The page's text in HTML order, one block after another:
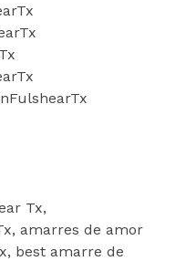
Tx,
amarres de amor
best amarre de